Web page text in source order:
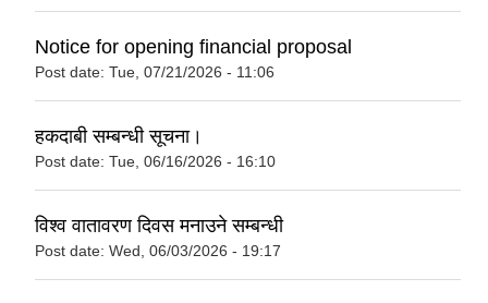
Notice for opening financial proposal
Post date: Tue, 07/21/2026 - 11:06
हकदाबी सम्बन्धी सूचना।
Post date: Tue, 06/16/2026 - 16:10
विश्व वातावरण दिवस मनाउने सम्बन्धी
Post date: Wed, 06/03/2026 - 19:17